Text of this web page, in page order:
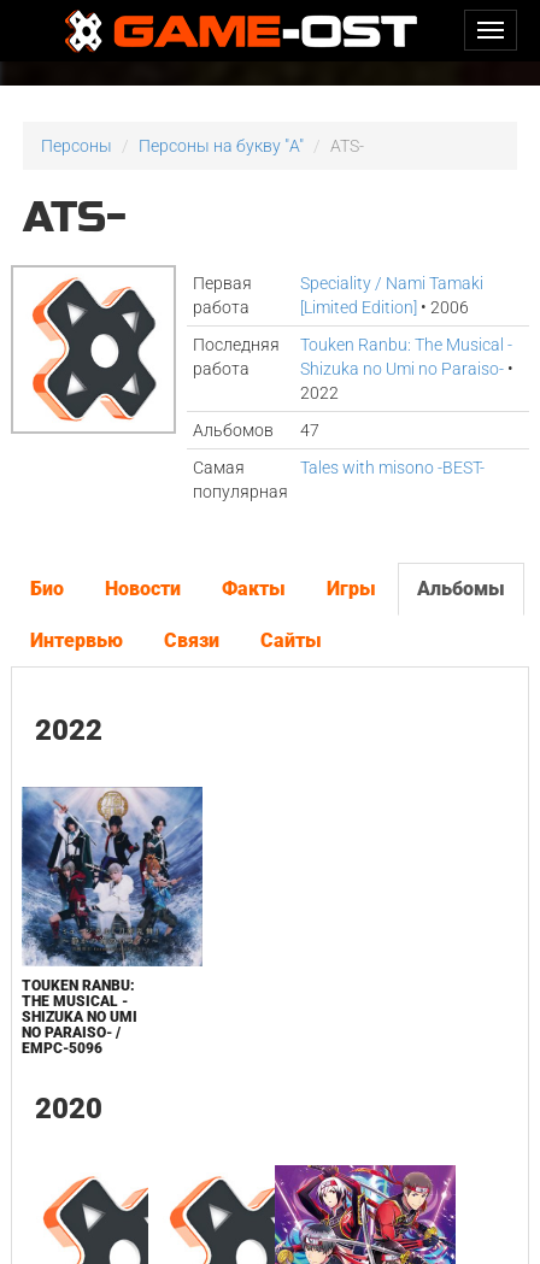
Персоны Персоны на букву "A" ATS-
ATS-
Первая
работа
Speciality / Nami Tamaki
[Limited Edition] • 2006
Последняя
работа
Touken Ranbu: The Musical -
Shizuka no Umi no Paraiso- •
2022
Альбомов
47
Самая
популярная
Tales with misono -BEST-
Био Новости Факты Игры Альбомы
Интервью Связи Сайты
2022
TOUKEN RANBU:
THE MUSICAL -
SHIZUKA NO UMI
NO PARAISO- /
EMPC-5096
2020